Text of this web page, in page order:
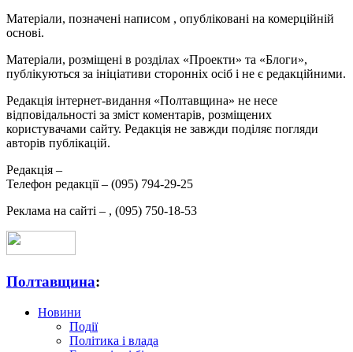
Матеріали, позначені написом , опубліковані на комерційній
основі.
Матеріали, розміщені в розділах «Проекти» та «Блоги»,
публікуються за ініціативи сторонніх осіб і не є редакційними.
Редакція інтернет-видання «Полтавщина» не несе
відповідальності за зміст коментарів, розміщених
користувачами сайту. Редакція не завжди поділяє погляди
авторів публікацій.
Редакція –
Телефон редакції – (095) 794-29-25
Реклама на сайті – , (095) 750-18-53
Полтавщина:
Новини
Події
Політика і влада